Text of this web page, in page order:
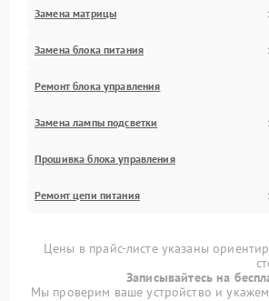
Замена матрицы
Замена блока питания
Ремонт блока управления
Замена лампы подсветки
Прошивка блока управления
Ремонт цепи питания
Цены в прайс-листе указаны
Записывайтесь на
Мы проверим ваше устройство и